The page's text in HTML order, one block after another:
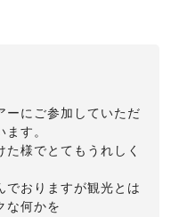
ーにご参加していただ
す。
た様でとてもうれしく
でおりますが観光とは
な何かを